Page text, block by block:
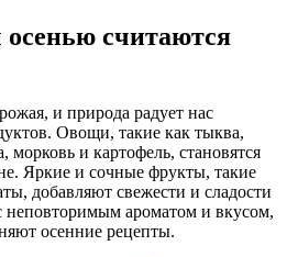
считаются
и природа радует нас
Овощи, такие как тыква,
морковь и картофель, становятся
Яркие и сочные фрукты, такие
добавляют свежести и сладости
неповторимым ароматом и вкусом,
осенние рецепты.